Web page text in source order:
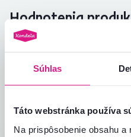
Súhlas
Táto webstránka používa
Na prispôsobenie obsahu
Hodnotenia
Zodpovedá
Zabalenie